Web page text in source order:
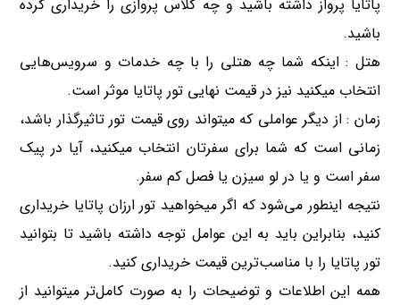
پاتایا پرواز داشته باشید و چه کلاس پروازی را خریداری کرده
باشید.
هتل : اینکه شما چه هتلی را با چه خدمات و سرویس‌هایی
انتخاب میکنید نیز در قیمت نهایی تور پاتایا موثر است.
زمان : از دیگر عواملی که میتواند روی قیمت تور تاثیرگذار باشد،
زمانی است که شما برای سفرتان انتخاب میکنید، آیا در پیک
سفر است و یا در لو سیزن یا فصل کم سفر.
نتیجه اینطور می‌شود که اگر میخواهید تور ارزان پاتایا خریداری
کنید، بنابراین باید به این عوامل توجه داشته باشید تا بتوانید
تور پاتایا را با مناسب‌ترین قیمت خریداری کنید.
همه این اطلاعات و توضیحات را به صورت کامل‌تر میتوانید از